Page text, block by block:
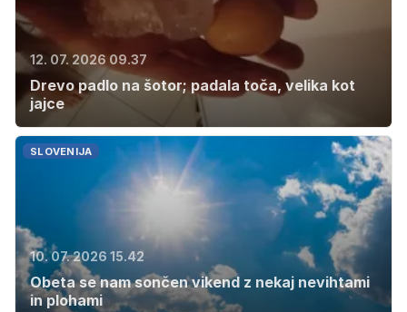
12. 07. 2026 09.37
Drevo padlo na šotor; padala toča, velika kot
jajce
SLOVENIJA
10. 07. 2026 15.42
Obeta se nam sončen vikend z nekaj nevihtami
in plohami